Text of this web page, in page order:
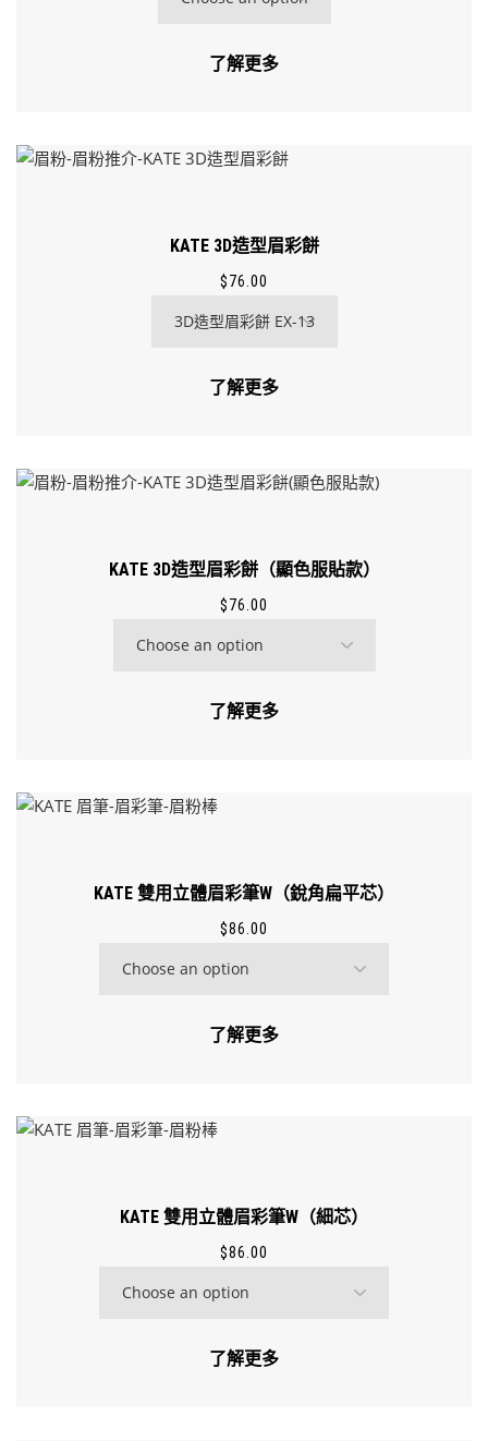
了解更多
KATE 3D造型眉彩餅
$76.00
了解更多
KATE 3D造型眉彩餅（顯色服貼款）
$76.00
了解更多
KATE 雙用立體眉彩筆W（銳角扁平芯）
$86.00
了解更多
KATE 雙用立體眉彩筆W（細芯）
$86.00
了解更多